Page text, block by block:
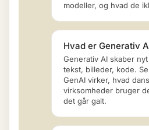
modeller, og hvad de
Hvad er Generativ
Generativ AI skaber
tekst, billeder, kode.
GenAI virker, hvad
virksomheder bruger
det går galt.